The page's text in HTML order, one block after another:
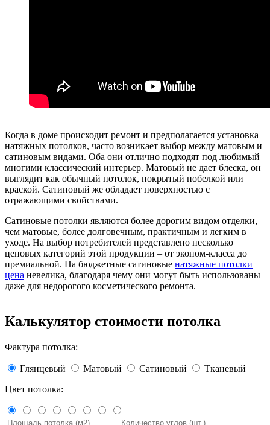
Когда в доме происходит ремонт и предполагается установка
натяжных потолков, часто возникает выбор между матовым и
сатиновым видами. Оба они отлично подходят под любимый
многими классический интерьер. Матовый не дает блеска, он
выглядит как обычный потолок, покрытый побелкой или
краской. Сатиновый же обладает поверхностью с
отражающими свойствами.
Сатиновые потолки являются более дорогим видом отделки,
чем матовые, более долговечным, практичным и легким в
уходе. На выбор потребителей представлено несколько
ценовых категорий этой продукции – от эконом-класса до
премиальной. На бюджетные сатиновые натяжные потолки
цена невелика, благодаря чему они могут быть использованы
даже для недорогого косметического ремонта.
Калькулятор стоимости потолка
Фактура потолка:
Глянцевый Матовый Сатиновый
Тканевый
Цвет потолка: